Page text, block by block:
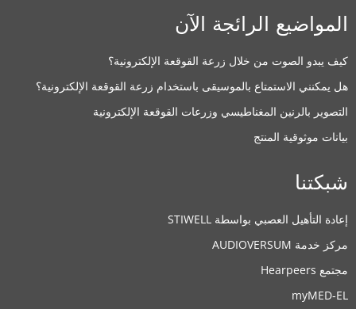
المواضيع الرائجة الآن
كيف يبدو الصوت من خلال زرعة القوقعة الإلكترونية؟
هل يمكنني الاستمتاع بالموسيقى باستخدام زرعة القوقعة الإلكترونية؟
التصوير بالرنين المغناطيسي وزرعات القوقعة الإلكترونية
بيانات موثوقية المنتج
شبكتنا
إعادة التأهيل العصبي بواسطة STIWELL
مركز خدمة AUDIOVERSUM
مجتمع Hearpeers
myMED‑EL